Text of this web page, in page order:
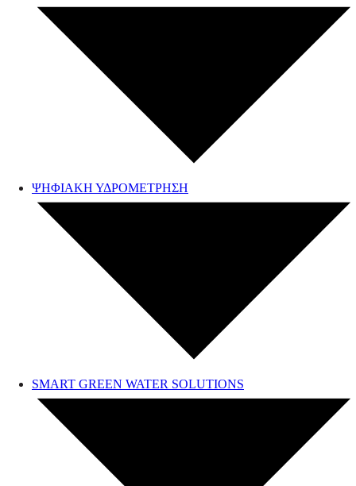
ΨΗΦΙΑΚΗ ΥΔΡΟΜΕΤΡΗΣΗ
SMART GREEN WATER SOLUTIONS